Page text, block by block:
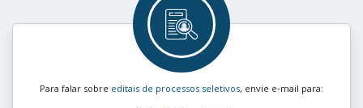
Para falar sobre editais de processos seletivos, envie e‑mail para: